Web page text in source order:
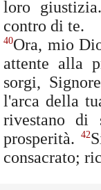
loro
contro di te.
40Ora, mio
attente alla
sorgi,
l'arca della
rivestano di
prosperità.
42
consacrato;